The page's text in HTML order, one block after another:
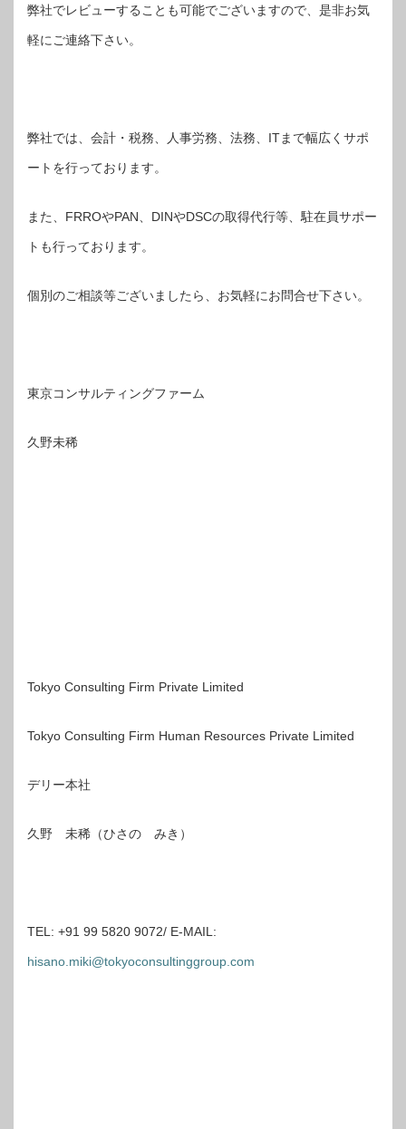
弊社でレビューすることも可能でございますので、是非お気
軽にご連絡下さい。
弊社では、会計・税務、人事労務、法務、ITまで幅広くサポ
ートを行っております。
また、FRROやPAN、DINやDSCの取得代行等、駐在員サポー
トも行っております。
個別のご相談等ございましたら、お気軽にお問合せ下さい。
東京コンサルティングファーム
久野未稀
Tokyo Consulting Firm Private Limited
Tokyo Consulting Firm Human Resources Private Limited
デリー本社
久野 未稀（ひさの みき）
TEL: +91 99 5820 9072/ E-MAIL:
hisano.miki@tokyoconsultinggroup.com